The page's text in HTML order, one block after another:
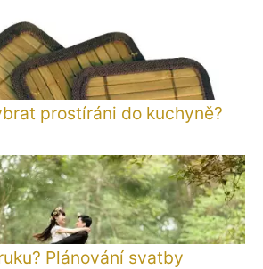
prostíráni do kuchyně?
Plánování svatby